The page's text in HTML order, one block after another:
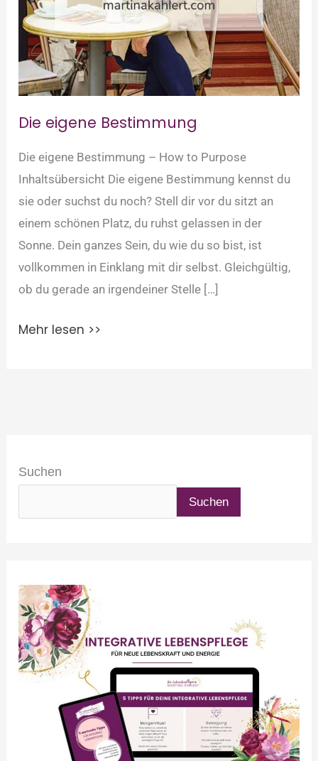
Die eigene Bestimmung
Die eigene Bestimmung – How to Purpose
Inhaltsübersicht Die eigene Bestimmung kennst du
sie oder suchst du noch? Stell dir vor du sitzt an
einem schönen Platz, du ruhst gelassen in der
Sonne. Dein ganzes Sein, du wie du so bist, ist
vollkommen in Einklang mit dir selbst. Gleichgültig,
ob du gerade an irgendeiner Stelle […]
Mehr lesen >>
Suchen
Suchen